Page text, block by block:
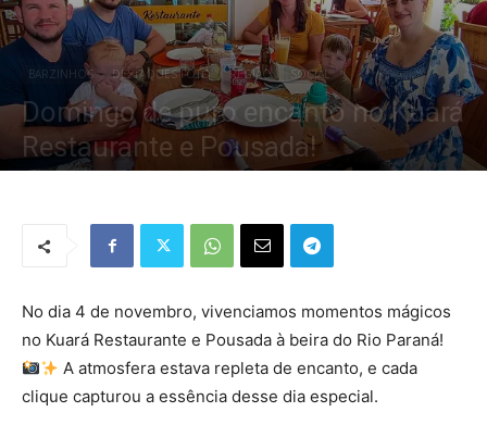
BARZINHOS DESTAQUES FOTO REGIÃO SOCIAL
Domingo de puro encanto no Kuará
Restaurante e Pousada!
No dia 4 de novembro, vivenciamos momentos mágicos
no Kuará Restaurante e Pousada à beira do Rio Paraná!
A atmosfera estava repleta de encanto, e cada
clique capturou a essência desse dia especial.